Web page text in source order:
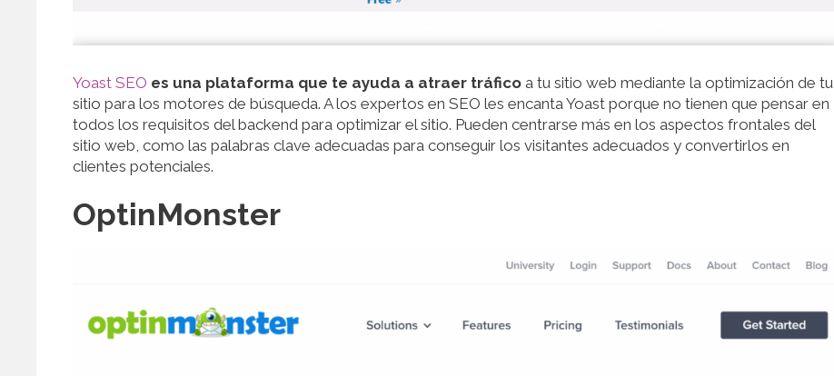
Yoast SEO es una plataforma que te ayuda a atraer tráficoa tu sitio web mediante la optimización de tu
sitio para los motores de búsqueda. A los expertos en SEO les encanta Yoast porque no tienen que pensar en
todos los requisitos del backend para optimizar el sitio. Pueden centrarse más en los aspectos frontales del
sitio web, como las palabras clave adecuadas para conseguir los visitantes adecuados y convertirlos en
clientes potenciales.
OptinMonster